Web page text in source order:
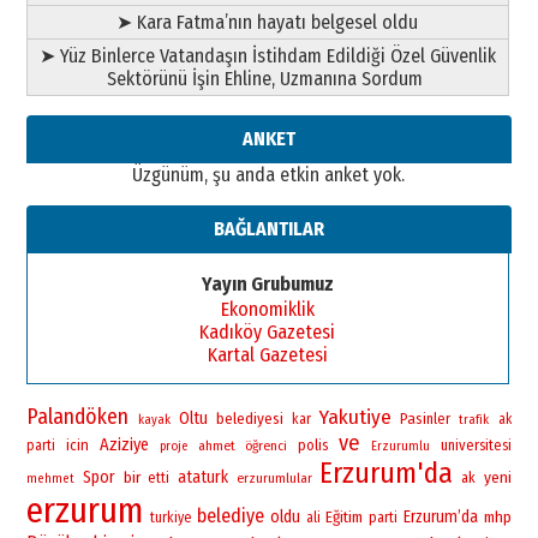
➤ Kara Fatma’nın hayatı belgesel oldu
➤ Yüz Binlerce Vatandaşın İstihdam Edildiği Özel Güvenlik
Sektörünü İşin Ehline, Uzmanına Sordum
ANKET
Üzgünüm, şu anda etkin anket yok.
BAĞLANTILAR
Yayın Grubumuz
Ekonomiklik
Kadıköy Gazetesi
Kartal Gazetesi
Palandöken kayak Oltu belediyesi kar Yakutiye Pasinler trafik
ak
parti
icin Aziziye proje ahmet öğrenci polis ve Erzurumlu universitesi
mehmet Spor bir etti ataturk erzurumlular Erzurum'da ak yeni
erzurum turkiye belediye oldu ali Eğitim parti Erzurum’da mhp